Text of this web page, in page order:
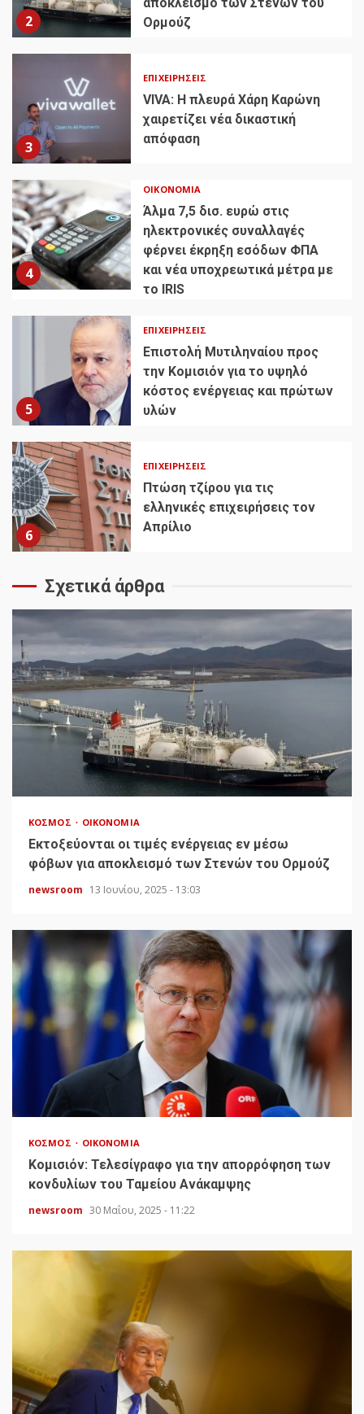
2
Ορμούζ
3
ΕΠΙΧΕΙΡΉΣΕΙΣ
VIVA: Η πλευρά Χάρη Καρώνη
χαιρετίζει νέα δικαστική
απόφαση
4
ΟΙΚΟΝΟΜΊΑ
Άλμα 7,5 δισ. ευρώ στις
ηλεκτρονικές συναλλαγές
φέρνει έκρηξη εσόδων ΦΠΑ
και νέα υποχρεωτικά μέτρα με
το IRIS
5
ΕΠΙΧΕΙΡΉΣΕΙΣ
Επιστολή Μυτιληναίου προς
την Κομισιόν για το υψηλό
κόστος ενέργειας και πρώτων
υλών
6
ΕΠΙΧΕΙΡΉΣΕΙΣ
Πτώση τζίρου για τις
ελληνικές επιχειρήσεις τον
Απρίλιο
Σχετικά άρθρα
ΚΌΣΜΟΣ ΟΙΚΟΝΟΜΊΑ
Εκτοξεύονται οι τιμές ενέργειας εν μέσω
φόβων για αποκλεισμό των Στενών του Ορμούζ
newsroom 13 Ιουνίου, 2025 - 13:03
ΚΌΣΜΟΣ ΟΙΚΟΝΟΜΊΑ
Κομισιόν: Τελεσίγραφο για την απορρόφηση των
κονδυλίων του Ταμείου Ανάκαμψης
newsroom 30 Μαΐου, 2025 - 11:22